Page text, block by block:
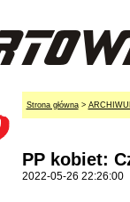
Strona główna>
PP kobiet:
2022-05-26 22:26:00